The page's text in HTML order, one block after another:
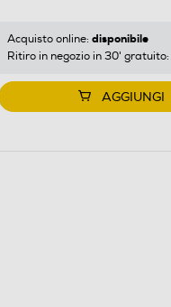
Acquisto online: disponibile
Ritiro in negozio in 30' gratuito:
AGGIUNGI